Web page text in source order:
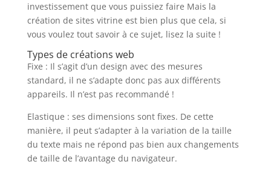
investissement que vous puissiez faire Mais la
création de sites vitrine est bien plus que cela, si
vous voulez tout savoir à ce sujet, lisez la suite !
Types de créations web
Fixe : Il s’agit d’un design avec des mesures
standard, il ne s’adapte donc pas aux différents
appareils. Il n’est pas recommandé !
Elastique : ses dimensions sont fixes. De cette
manière, il peut s’adapter à la variation de la taille
du texte mais ne répond pas bien aux changements
de taille de l’avantage du navigateur.